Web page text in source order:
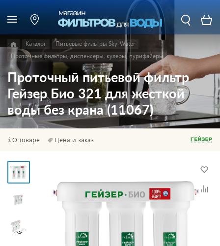
Каталог
Питьевые фильтры Sky-Water
Проточные фильтры, диспенсеры, кулеры, пурифайеры
Проточный питьевой фильтр
Гейзер Био 321 для жесткой
воды без крана (11067)
О товаре Цена и заказ